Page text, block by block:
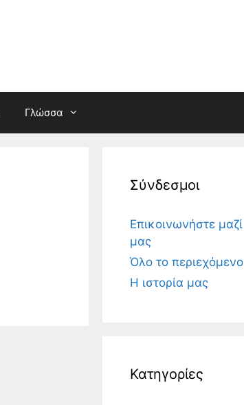
Γλώσσα
Σύνδεσμοι
Επικοινωνήστε μαζί
μας
Όλο το περιεχόμενο
Η ιστορία μας
Κατηγορίες